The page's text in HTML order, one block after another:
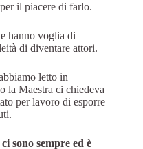
il piacere di farlo.
hanno voglia di
di diventare attori.
letto in
la Maestra ci chiedeva
per lavoro di esporre
sono sempre ed è